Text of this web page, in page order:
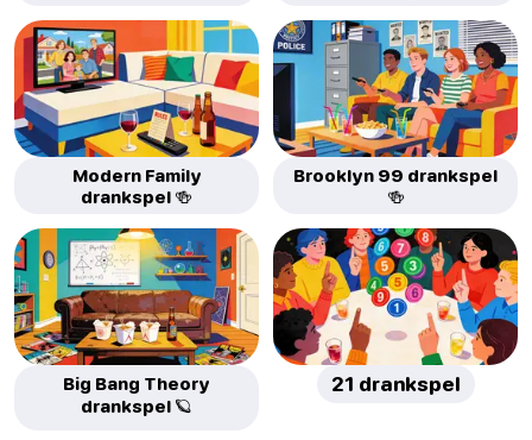
Modern Family
drankspel 🍻
Brooklyn 99 drankspel
🍻
Big Bang Theory
drankspel 🪐
21 drankspel